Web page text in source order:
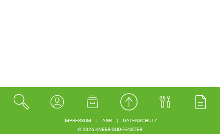
© 2026 KNEER-SÜDFENSTER
IMPRESSUM AGB DATENSCHUTZ